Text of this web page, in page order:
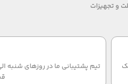
و تجهیزات